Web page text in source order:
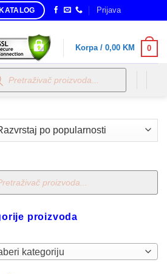
Prijava
Korpa / 0,00 KM 0
proizvoda
kategoriju